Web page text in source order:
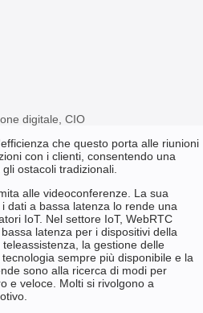
digitale, CIO
che questo porta alle riunioni
con i clienti, consentendo una
ostacoli tradizionali.
alle videoconferenze. La sua
dati a bassa latenza lo rende una
IoT. Nel settore IoT, WebRTC
latenza per i dispositivi della
la gestione delle
sempre più disponibile e la
sono alla ricerca di modi per
e veloce. Molti si rivolgono a